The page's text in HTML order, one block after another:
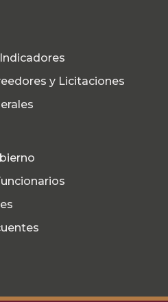
y Licitaciones